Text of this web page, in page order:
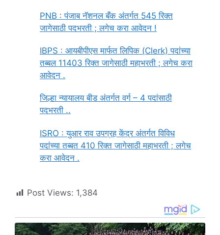
PNB : पंजाब नॅशनल बँक अंतर्गत 545 रिक्त
जागेसाठी पदभरती ; लगेच करा आवेदन !
IBPS : आयबीपीएस मार्फत लिपिक (Clerk) पदांच्या
तब्बल 11403 रिक्त जागेसाठी महाभरती ; लगेच करा
आवेदन .
जिल्हा न्यायालय बीड अंतर्गत वर्ग – 4 पदांसाठी
पदभरती ..
ISRO : युआर राव उपग्रह केंद्र अंतर्गत विविध
पदांच्या तब्बत 410 रिक्त जागेसाठी महाभरती ; लगेच
करा आवेदन .
Post Views: 1,384